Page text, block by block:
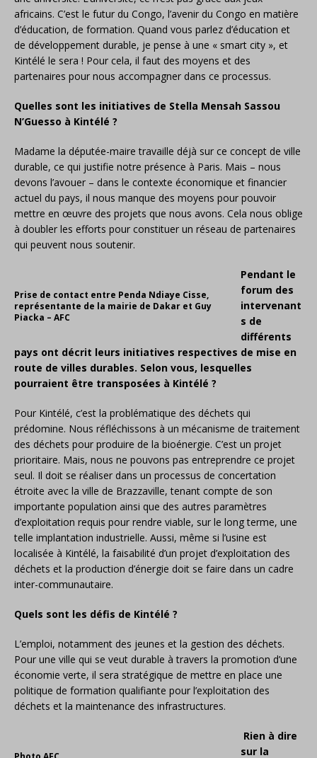
africains. C’est le futur du Congo, l’avenir du Congo en matière
d’éducation, de formation. Quand vous parlez d’éducation et
de développement durable, je pense à une « smart city », et
Kintélé le sera ! Pour cela, il faut des moyens et des
partenaires pour nous accompagner dans ce processus.
Quelles sont les initiatives de Stella Mensah Sassou
N’Guesso à Kintélé ?
Madame la députée-maire travaille déjà sur ce concept de ville
durable, ce qui justifie notre présence à Paris. Mais – nous
devons l’avouer – dans le contexte économique et financier
actuel du pays, il nous manque des moyens pour pouvoir
mettre en œuvre des projets que nous avons. Cela nous oblige
à doubler les efforts pour constituer un réseau de partenaires
qui peuvent nous soutenir.
Prise de contact entre Penda Ndiaye Cisse,
représentante de la mairie de Dakar et Guy
Piacka – AFC
Pendant le
forum des
intervenant
s de
différents
pays ont décrit leurs initiatives respectives de mise en
route de villes durables. Selon vous, lesquelles
pourraient être transposées à Kintélé ?
Pour Kintélé, c’est la problématique des déchets qui
prédomine. Nous réfléchissons à un mécanisme de traitement
des déchets pour produire de la bioénergie. C’est un projet
prioritaire. Mais, nous ne pouvons pas entreprendre ce projet
seul. Il doit se réaliser dans un processus de concertation
étroite avec la ville de Brazzaville, tenant compte de son
importante population ainsi que des autres paramètres
d’exploitation requis pour rendre viable, sur le long terme, une
telle implantation industrielle. Aussi, même si l’usine est
localisée à Kintélé, la faisabilité d’un projet d’exploitation des
déchets et la production d’énergie doit se faire dans un cadre
inter-communautaire.
Quels sont les défis de Kintélé ?
L’emploi, notamment des jeunes et la gestion des déchets.
Pour une ville qui se veut durable à travers la promotion d’une
économie verte, il sera stratégique de mettre en place une
politique de formation qualifiante pour l’exploitation des
déchets et la maintenance des infrastructures.
Rien à dire
sur la